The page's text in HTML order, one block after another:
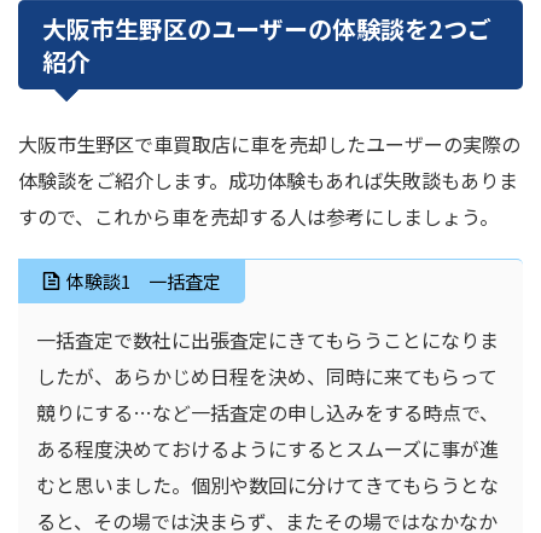
大阪市生野区のユーザーの体験談を2つご
紹介
大阪市生野区で車買取店に車を売却したユーザーの実際の
体験談をご紹介します。成功体験もあれば失敗談もありま
すので、これから車を売却する人は参考にしましょう。
体験談1 一括査定
一括査定で数社に出張査定にきてもらうことになりま
したが、あらかじめ日程を決め、同時に来てもらって
競りにする…など一括査定の申し込みをする時点で、
ある程度決めておけるようにするとスムーズに事が進
むと思いました。個別や数回に分けてきてもらうとな
ると、その場では決まらず、またその場ではなかなか